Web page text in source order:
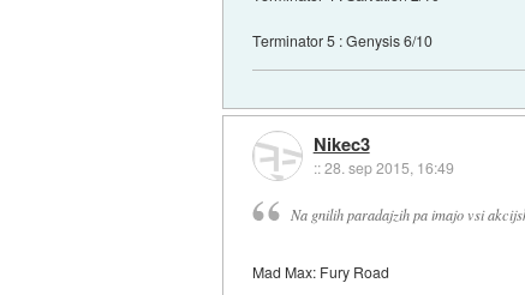
Terminator 5 : Genysis 6/10
Nikec3
::28. sep 2015, 16:49
Na gnilih paradajzih pa imajo vsi
Mad Max: Fury Road